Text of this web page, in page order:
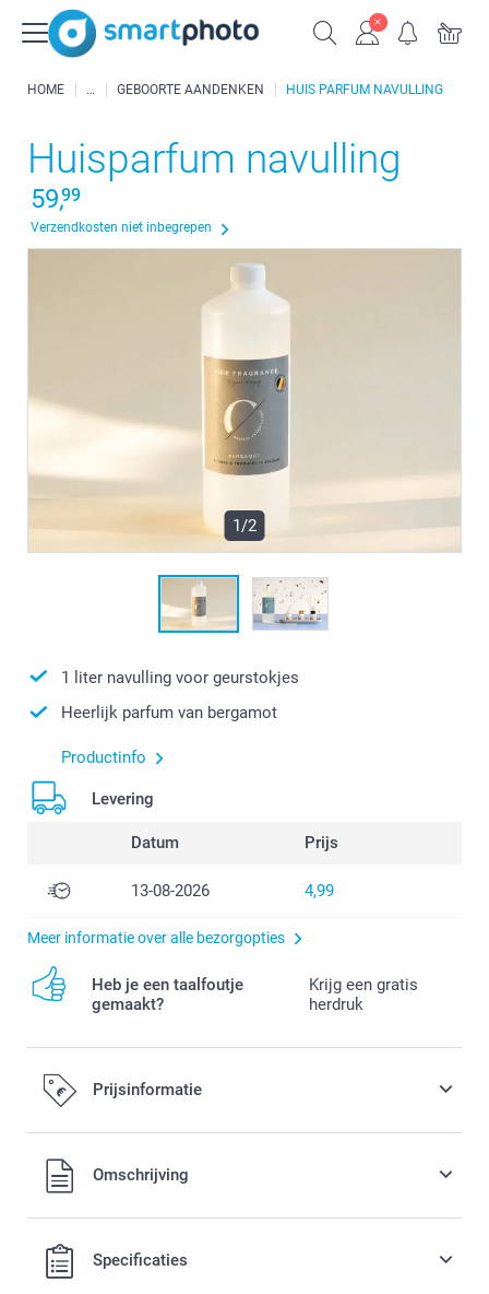
HOME GEBOORTE AANDENKEN HUIS PARFUM NAVULLING
Huisparfum navulling
59,99
Verzendkosten niet inbegrepen
1/2
1 liter navulling voor geurstokjes
Heerlijk parfum van bergamot
Productinfo
Levering
Datum Prijs
13-08-2026 4,99
Meer informatie over alle bezorgopties
Heb je een taalfoutje
gemaakt?
Krijg een gratis
herdruk
Prijsinformatie
Alle prijzen zijn in EURO (€) inclusief BTW en exclusief
verzendkosten.Omschrijving
Specificaties